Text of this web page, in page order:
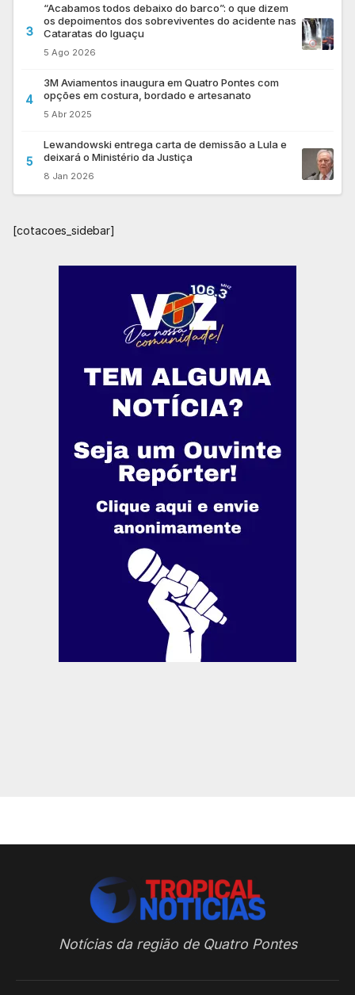
3
“Acabamos todos debaixo do barco”: o que dizem
os depoimentos dos sobreviventes do acidente nas
Cataratas do Iguaçu
5 Ago 2026
4
3M Aviamentos inaugura em Quatro Pontes com
opções em costura, bordado e artesanato
5 Abr 2025
5
Lewandowski entrega carta de demissão a Lula e
deixará o Ministério da Justiça
8 Jan 2026
[cotacoes_sidebar]
Notícias da região de Quatro Pontes